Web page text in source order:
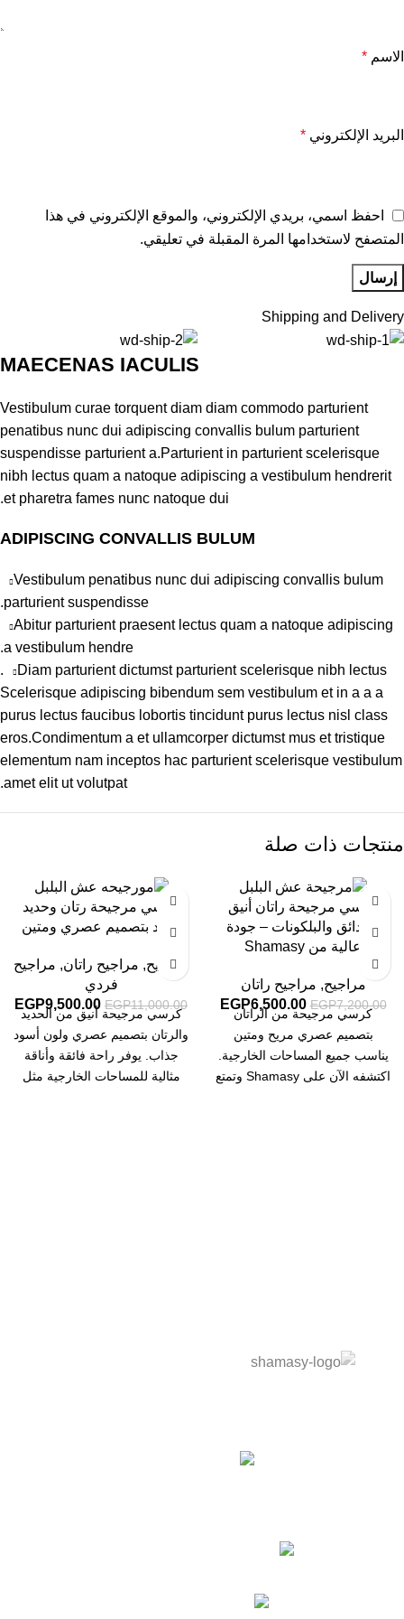
الاسم *
البريد الإلكتروني *
احفظ اسمي، بريدي الإلكتروني، والموقع الإلكتروني في هذا
المتصفح لاستخدامها المرة المقبلة في تعليقي.
Shipping and Delivery
MAECENAS IACULIS
Vestibulum curae torquent diam diam commodo parturient
penatibus nunc dui adipiscing convallis bulum parturient
suspendisse parturient a.Parturient in parturient scelerisque
nibh lectus quam a natoque adipiscing a vestibulum hendrerit
et pharetra fames nunc natoque dui.
ADIPISCING CONVALLIS BULUM
Vestibulum penatibus nunc dui adipiscing convallis bulum
parturient suspendisse.
Abitur parturient praesent lectus quam a natoque adipiscing
a vestibulum hendre.
Diam parturient dictumst parturient scelerisque nibh lectus.
Scelerisque adipiscing bibendum sem vestibulum et in a a a
purus lectus faucibus lobortis tincidunt purus lectus nisl class
eros.Condimentum a et ullamcorper dictumst mus et tristique
elementum nam inceptos hac parturient scelerisque vestibulum
amet elit ut volutpat.
منتجات ذات صلة
-10%كرسي مرجيحة راتان أنيق
للحدائق والبلكونات – جودة
عالية من Shamasy
مراجيح, مراجيح راتان
EGP7,200.00
EGP6,500.00
كرسي مرجيحة من الراتان
بتصميم عصري مريح ومتين
يناسب جميع المساحات الخارجية.
اكتشفه الآن على Shamasy وتمتع
-14%كرسي مرجيحة رتان وحديد
أسود بتصميم عصري ومتين
مراجيح, مراجيح راتان, مراجيح
فردي
EGP11,000.00
EGP9,500.00
كرسي مرجيحة أنيق من الحديد
والرتان بتصميم عصري ولون أسود
جذاب. يوفر راحة فائقة وأناقة
مثالية للمساحات الخارجية مثل